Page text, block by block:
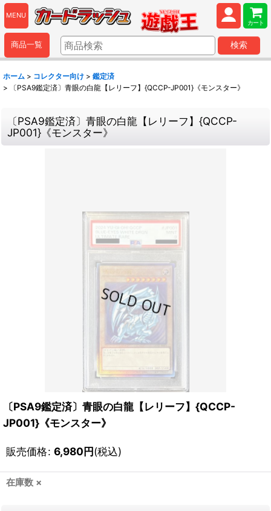
MENU
カート
商品一覧 検索
ホーム > コレクター向け > 鑑定済
>
〔PSA9鑑定済〕青眼の白龍【レリーフ】{QCCP-JP001}《モンスター》
〔PSA9鑑定済〕青眼の白龍【レリーフ】{QCCP-
JP001}《モンスター》
〔PSA9鑑定済〕青眼の白龍【レリーフ】{QCCP-
JP001}《モンスター》
販売価格: 6,980円(税込)
在庫数 ×